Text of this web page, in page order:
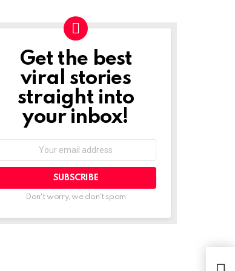
NEWSLETTER
Get the best
viral stories
straight into
your inbox!
Don't worry, we don't spam